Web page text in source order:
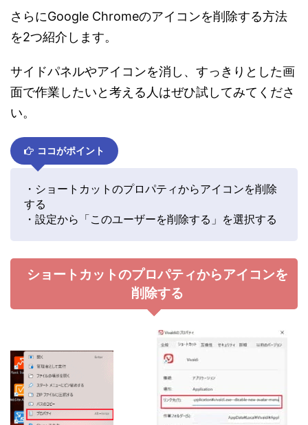
さらにGoogle Chromeのアイコンを削除する方法
を2つ紹介します。
サイドパネルやアイコンを消し、すっきりとした画
面で作業したいと考える人はぜひ試してみてくださ
い。
ココがポイント
・ショートカットのプロパティからアイコンを削除
する
・設定から「このユーザーを削除する」を選択する
ショートカットのプロパティからアイコンを
削除する